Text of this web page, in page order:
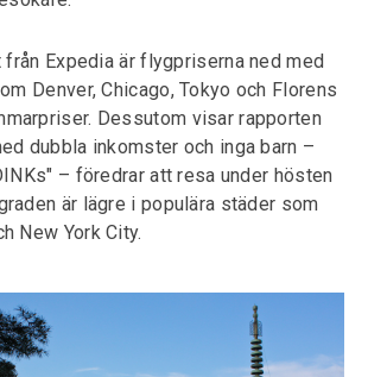
från Expedia är flygpriserna ned med
Denver, Chicago, Tokyo och Florens
Dessutom visar rapporten
dubbla inkomster och inga barn –
– föredrar att resa under hösten
är lägre i populära städer som
New York City.